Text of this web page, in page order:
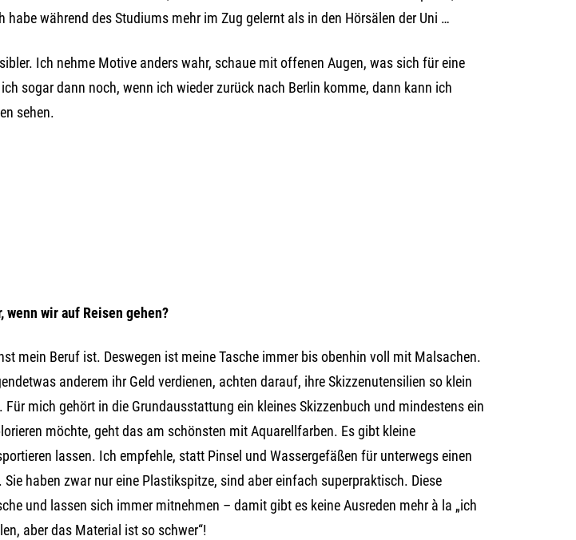
während des Studiums mehr im Zug gelernt als in den Hörsälen der Uni …
Ich nehme Motive anders wahr, schaue mit offenen Augen, was sich für eine
sogar dann noch, wenn ich wieder zurück nach Berlin komme, dann kann ich
sehen.
wir auf Reisen gehen?
mein Beruf ist. Deswegen ist meine Tasche immer bis obenhin voll mit Malsachen.
anderem ihr Geld verdienen, achten darauf, ihre Skizzenutensilien so klein
mich gehört in die Grundausstattung ein kleines Skizzenbuch und mindestens ein
möchte, geht das am schönsten mit Aquarellfarben. Es gibt kleine
lassen. Ich empfehle, statt Pinsel und Wassergefäßen für unterwegs einen
haben zwar nur eine Plastikspitze, sind aber einfach superpraktisch. Diese
und lassen sich immer mitnehmen – damit gibt es keine Ausreden mehr à la „ich
aber das Material ist so schwer“!